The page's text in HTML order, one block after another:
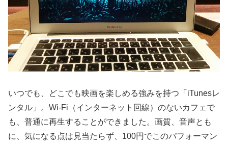
いつでも、どこでも映画を楽しめる強みを持つ「iTunesレ
ンタル」。Wi-Fi（インターネット回線）のないカフェで
も、普通に再生することができました。画質、音声とも
に、気になる点は見当たらず、100円でこのパフォーマン